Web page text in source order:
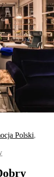
Polski,